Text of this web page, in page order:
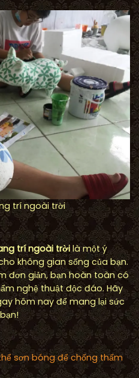
trí ngoài trời
trí ngoài trời là một ý
không gian sống của bạn.
đơn giản, bạn hoàn toàn có
nghệ thuật độc đáo. Hãy
hôm nay để mang lại sức
sơn bóng để chống thấm